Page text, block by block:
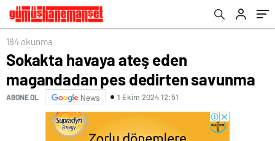
184 okunma
Sokakta havaya ateş eden
magandadan pes dedirten savunma
ABONE OL News 1 Ekim 2024 12:51